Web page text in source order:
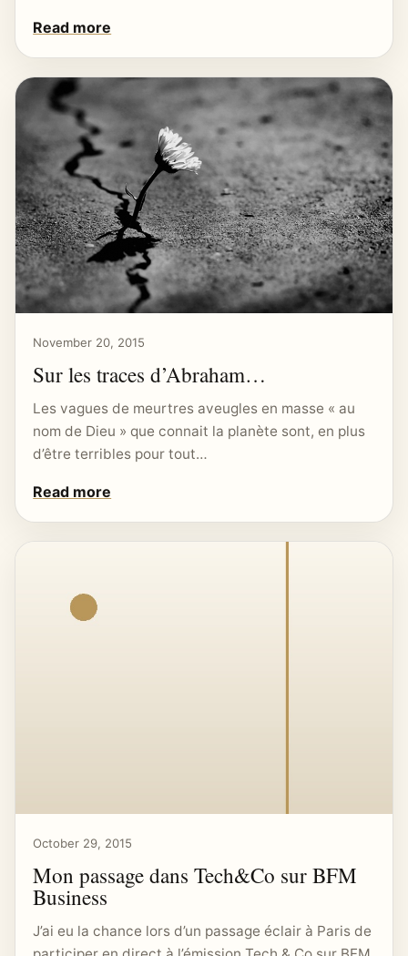
Read more
November 20, 2015
Sur les traces d’Abraham…
Les vagues de meurtres aveugles en masse « au
nom de Dieu » que connait la planète sont, en plus
d’être terribles pour tout…
Read more
October 29, 2015
Mon passage dans Tech&Co sur BFM
Business
J’ai eu la chance lors d’un passage éclair à Paris de